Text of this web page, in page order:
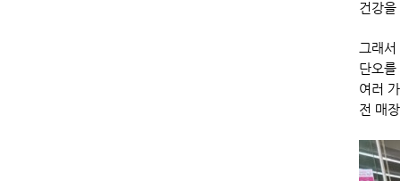
건강
그래
단오
여러
전 매